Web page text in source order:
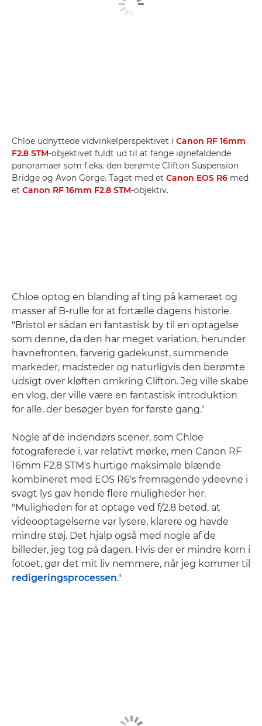
Chloe udnyttede vidvinkelperspektivet i Canon RF 16mm
F2.8 STM-objektivet fuldt ud til at fange iøjnefaldende
panoramaer som f.eks. den berømte Clifton Suspension
Bridge og Avon Gorge. Taget med et Canon EOS R6 med
et Canon RF 16mm F2.8 STM-objektiv.
Chloe optog en blanding af ting på kameraet og
masser af B-rulle for at fortælle dagens historie.
"Bristol er sådan en fantastisk by til en optagelse
som denne, da den har meget variation, herunder
havnefronten, farverig gadekunst, summende
markeder, madsteder og naturligvis den berømte
udsigt over kløften omkring Clifton. Jeg ville skabe
en vlog, der ville være en fantastisk introduktion
for alle, der besøger byen for første gang."
Nogle af de indendørs scener, som Chloe
fotograferede i, var relativt mørke, men Canon RF
16mm F2.8 STM's hurtige maksimale blænde
kombineret med EOS R6's fremragende ydeevne i
svagt lys gav hende flere muligheder her.
"Muligheden for at optage ved f/2.8 betød, at
videooptagelserne var lysere, klarere og havde
mindre støj. Det hjalp også med nogle af de
billeder, jeg tog på dagen. Hvis der er mindre korn i
fotoet, gør det mit liv nemmere, når jeg kommer til
redigeringsprocessen."